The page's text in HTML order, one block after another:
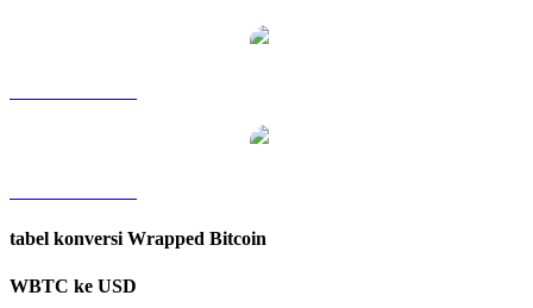
tabel konversi Wrapped Bitcoin
WBTC ke USD